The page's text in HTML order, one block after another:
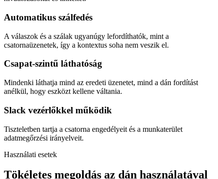
Automatikus szálfedés
A válaszok és a szálak ugyanúgy lefordíthatók, mint a
csatornaüzenetek, így a kontextus soha nem veszik el.
Csapat-szintű láthatóság
Mindenki láthatja mind az eredeti üzenetet, mind a dán fordítást
anélkül, hogy eszközt kellene váltania.
Slack vezérlőkkel működik
Tiszteletben tartja a csatorna engedélyeit és a munkaterület
adatmegőrzési irányelveit.
Használati esetek
Tökéletes megoldás az dán használatával